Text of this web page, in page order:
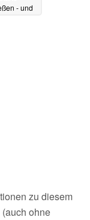
- und
zu diesem
ohne